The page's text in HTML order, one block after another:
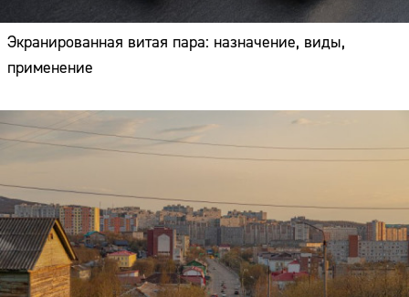
Экранированная витая пара: назначение, виды,
применение